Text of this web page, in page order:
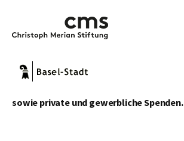
sowie private und gewerbliche Spenden.